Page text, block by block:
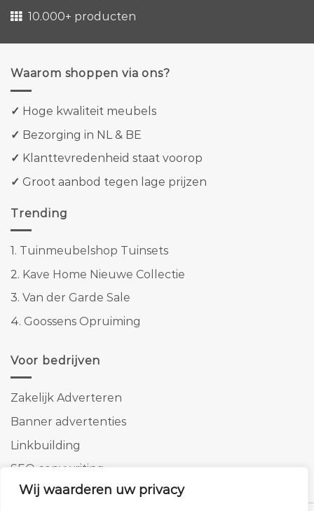
Wij waarderen uw privacy
10.000+ producten
Waarom shoppen via ons?
✓ Hoge kwaliteit meubels
✓ Bezorging in NL & BE
✓ Klanttevredenheid staat voorop
✓ Groot aanbod tegen lage prijzen
Trending
1. Tuinmeubelshop Tuinsets
2. Kave Home Nieuwe Collectie
3. Van der Garde Sale
4. Goossens Opruiming
Voor bedrijven
Zakelijk Adverteren
Banner advertenties
Linkbuilding
SEO copywriting